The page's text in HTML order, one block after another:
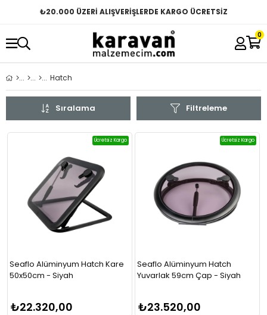
₺20.000 ÜZERİ ALIŞVERİŞLERDE KARGO ÜCRETSİZ
0
Hatch
Filtreleme
Sıralama
Seaflo Alüminyum Hatch Kare
50x50cm - Siyah
₺22.320,00
Ücretsiz Kargo
Seaflo Alüminyum Hatch
Yuvarlak 59cm Çap - Siyah
₺23.520,00
Ücretsiz Kargo